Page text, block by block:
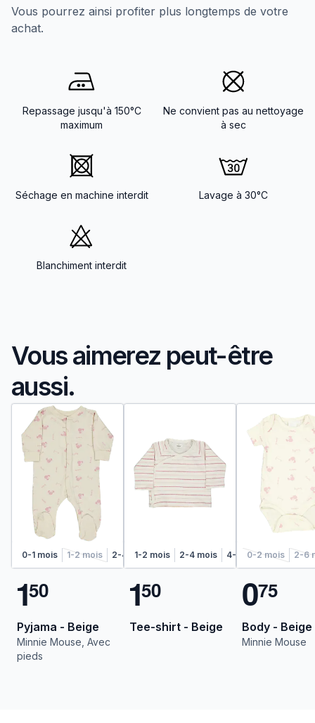
Vous pourrez ainsi profiter plus longtemps de votre
achat.
Repassage jusqu'à 150°C
maximum
Ne convient pas au nettoyage
à sec
Séchage en machine interdit Lavage à 30°C
Blanchiment interdit
Vous aimerez peut-être
aussi.
0-1 mois 1-2 mois 2-4 mois 4-6 mois
150
Pyjama - Beige
Minnie Mouse, Avec
pieds
1-2 mois 2-4 mois 4-6 mois 50
150
Tee-shirt - Beige
0-2 mois 2-6
075
Body - Beige
Minnie Mouse